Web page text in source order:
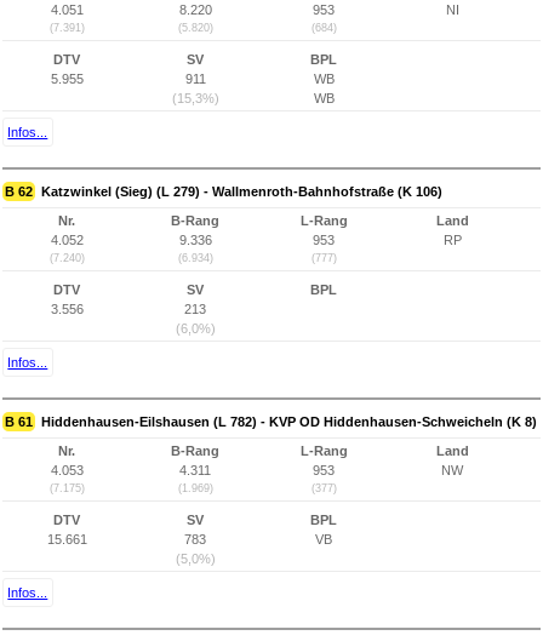
4.051
(7.391)
8.220
(5.820)
953
(684)
NI
DTV
5.955
SV
911
(15,3%)
BPL
WB
WB
Infos...
B 62 Katzwinkel (Sieg) (L 279) - Wallmenroth-Bahnhofstraße (K 106)
Nr.
4.052
(7.240)
B-Rang
9.336
(6.934)
L-Rang
953
(777)
Land
RP
DTV
3.556
SV
213
(6,0%)
BPL
Infos...
B 61 Hiddenhausen-Eilshausen (L 782) - KVP OD Hiddenhausen-Schweicheln (K 8)
Nr.
4.053
(7.175)
B-Rang
4.311
(1.969)
L-Rang
953
(377)
Land
NW
DTV
15.661
SV
783
(5,0%)
BPL
VB
Infos...